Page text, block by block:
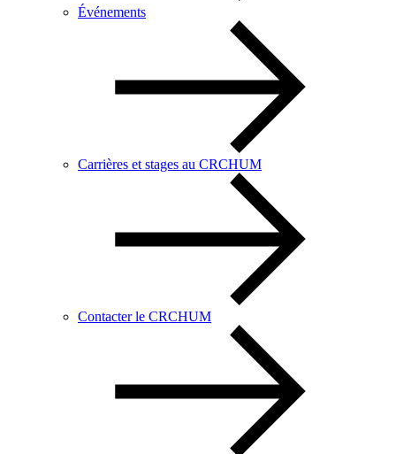
Événements
Carrières et stages au CRCHUM
Contacter le CRCHUM